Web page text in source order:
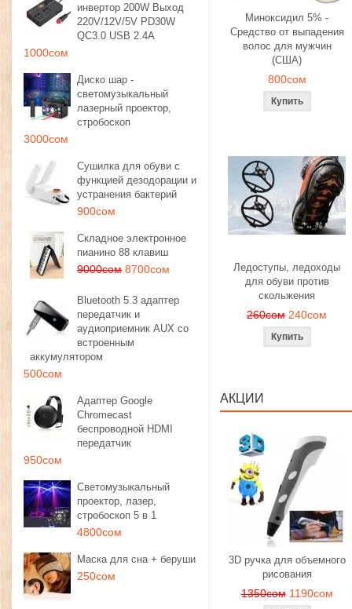
инвертор 200W Выход
220V/12V/5V PD30W
QC3.0 USB 2.4A
1000сом
Диско шар -
светомузыкальный
лазерный проектор,
стробоскоп
3000сом
Сушилка для обуви с
функцией дезодорации и
устранения бактерий
900сом
Складное электронное
пианино 88 клавиш
9000сом 8700сом
Bluetooth 5.3 адаптер
передатчик и
аудиоприемник AUX со
встроенным
аккумулятором
500сом
Адаптер Google
Chromecast
беспроводной HDMI
передатчик
950сом
Светомузыкальный
проектор, лазер,
стробоскоп 5 в 1
4800сом
Маска для сна + беруши
250сом
Миноксидил 5% -
Средство от выпадения
волос для мужчин
(США)
800сом
Ледоступы, ледоходы
для обуви против
скольжения
260сом 240сом
АКЦИИ
3D ручка для объемного
рисования
1350сом 1190сом